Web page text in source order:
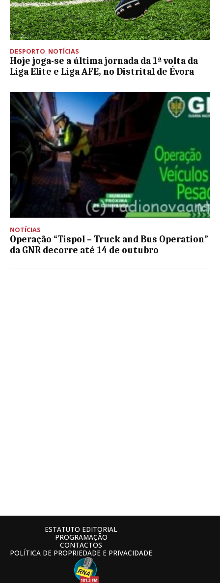
DESPORTO, NOTÍCIAS
Hoje joga-se a última jornada da 1ª volta da
Liga Elite e Liga AFE, no Distrital de Évora
NOTÍCIAS
Operação “Tispol – Truck and Bus Operation”
da GNR decorre até 14 de outubro
ESTATUTO EDITORIAL
PROGRAMAÇÃO
CONTACTOS
POLÍTICA DE PROPRIEDADE E PRIVACIDADE